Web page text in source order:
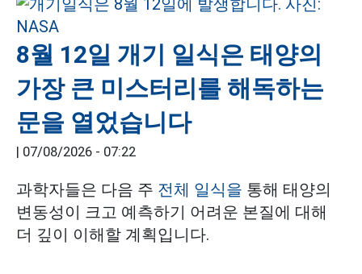
8월 12일 개기 일식은 태양의
가장 큰 미스터리를 해독하는
문을 열었습니다
| 07/08/2026 - 07:22
과학자들은 다음 주 전체 일식을 통해 태양의
변동성이 크고 예측하기 어려운 본질에 대해
더 깊이 이해할 계획입니다.